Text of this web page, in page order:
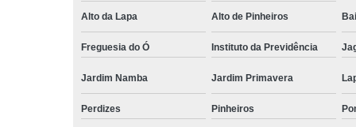
Alto da Lapa Alto de Pinheiros
Freguesia do Ó Instituto da Previdência
Jardim Namba Jardim Primavera
Perdizes Pinheiros